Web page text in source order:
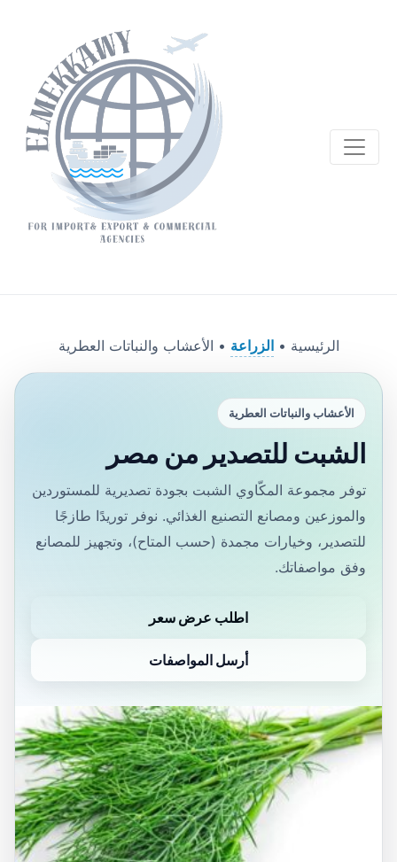
الرئيسية •الزراعة • الأعشاب والنباتات العطرية
الأعشاب والنباتات العطرية
الشبت للتصدير من مصر
توفر مجموعة المكّاوي الشبت بجودة تصديرية للمستوردين
والموزعين ومصانع التصنيع الغذائي. نوفر توريدًا طازجًا
للتصدير، وخيارات مجمدة (حسب المتاح)، وتجهيز للمصانع
وفق مواصفاتك.
اطلب عرض سعر
أرسل المواصفات